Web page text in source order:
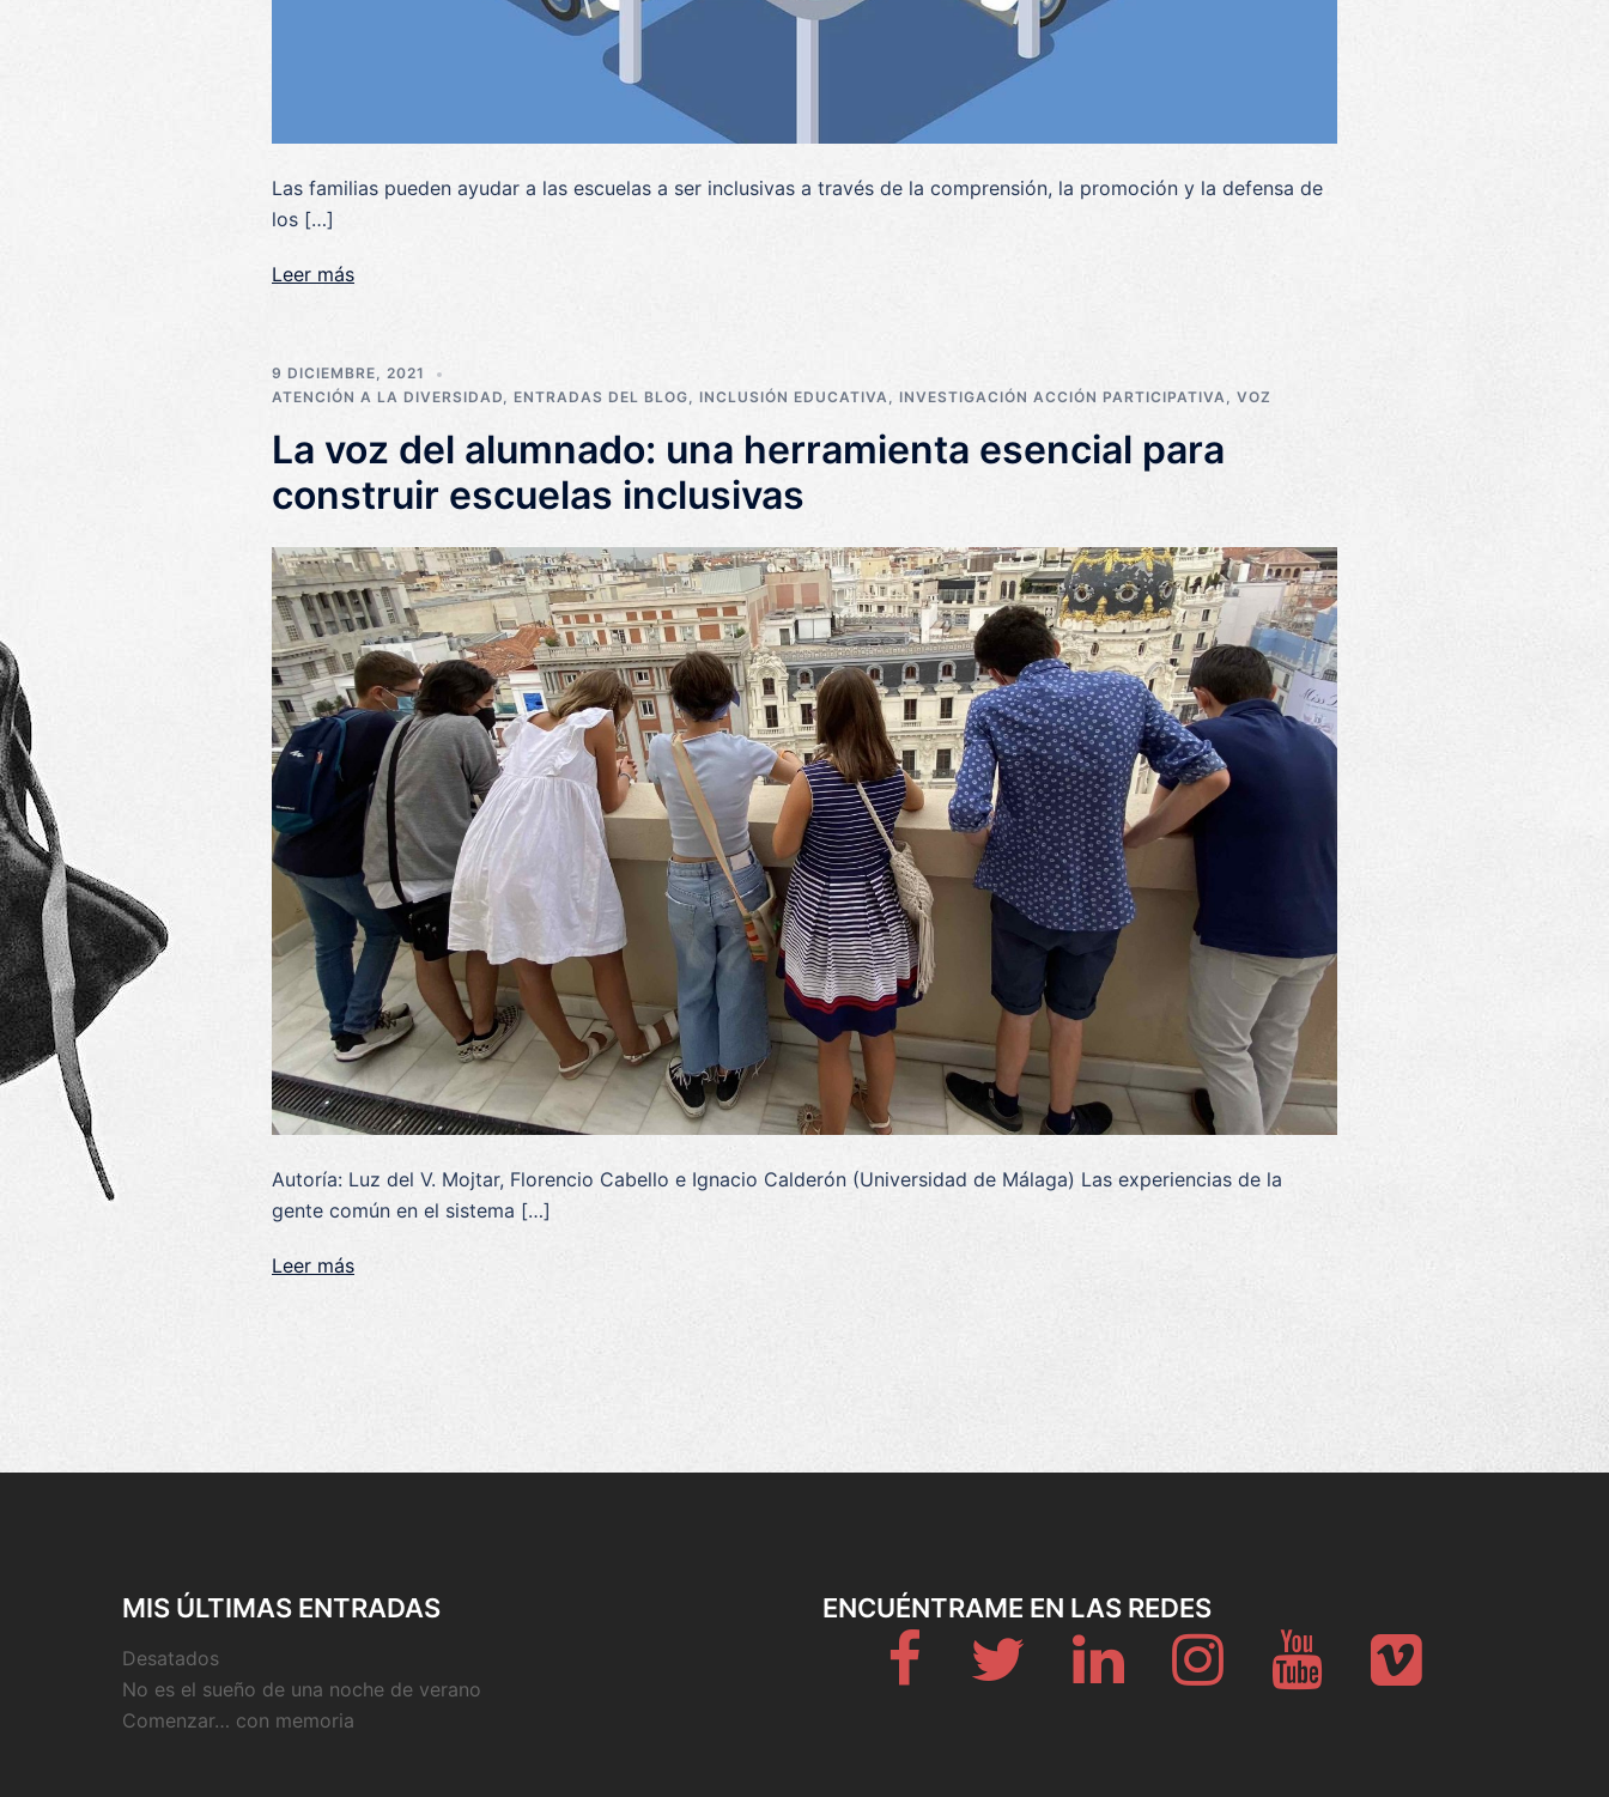
Las familias pueden ayudar a las escuelas a ser inclusivas a través de la comprensión, la promoción y la defensa de
los […]
Leer más
9 DICIEMBRE, 2021
ATENCIÓN A LA DIVERSIDAD, ENTRADAS DEL BLOG, INCLUSIÓN EDUCATIVA, INVESTIGACIÓN ACCIÓN PARTICIPATIVA, VOZ
La voz del alumnado: una herramienta esencial para
construir escuelas inclusivas
Autoría: Luz del V. Mojtar, Florencio Cabello e Ignacio Calderón (Universidad de Málaga) Las experiencias de la
gente común en el sistema […]
Leer más
MIS ÚLTIMAS ENTRADAS
Desatados
No es el sueño de una noche de verano
Comenzar… con memoria
ENCUÉNTRAME EN LAS REDES
Twitter Linkedin Instagram Youtube Vimeo